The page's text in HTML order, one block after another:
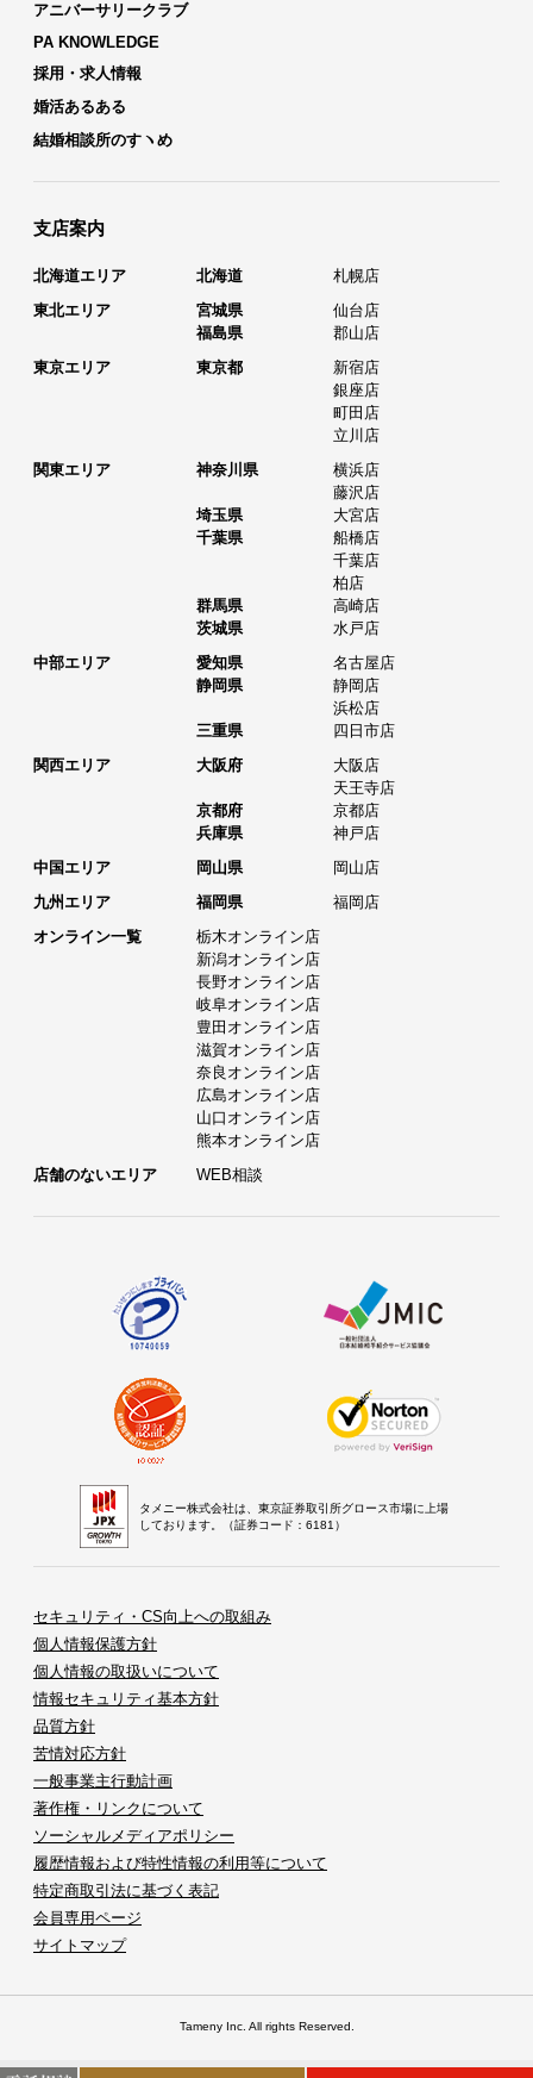
アニバーサリークラブ
PA KNOWLEDGE
採用・求人情報
婚活あるある
結婚相談所のすヽめ
支店案内
北海道エリア 北海道
札幌店
東北エリア
宮城県
仙台店
福島県
郡山店
東京エリア
東京都
新宿店
銀座店
町田店
立川店
関東エリア
神奈川県
横浜店
藤沢店
埼玉県
大宮店
千葉県
船橋店
千葉店
柏店
群馬県
高崎店
茨城県
水戸店
中部エリア
愛知県
名古屋店
静岡県
静岡店
浜松店
三重県
四日市店
関西エリア
大阪府
大阪店
天王寺店
京都府
京都店
兵庫県
神戸店
中国エリア
岡山県
岡山店
九州エリア
福岡県
福岡店
オンライン一覧
栃木オンライン店
新潟オンライン店
長野オンライン店
岐阜オンライン店
豊田オンライン店
滋賀オンライン店
奈良オンライン店
広島オンライン店
山口オンライン店
熊本オンライン店
店舗のないエリア
WEB相談
タメニー株式会社は、東京証券取引所グロース市場に上場
しております。（証券コード：6181）
セキュリティ・CS向上への取組み
個人情報保護方針
個人情報の取扱いについて
情報セキュリティ基本方針
品質方針
苦情対応方針
一般事業主行動計画
著作権・リンクについて
ソーシャルメディアポリシー
履歴情報および特性情報の利用等について
特定商取引法に基づく表記
会員専用ページ
サイトマップ
Tameny Inc. All rights Reserved.